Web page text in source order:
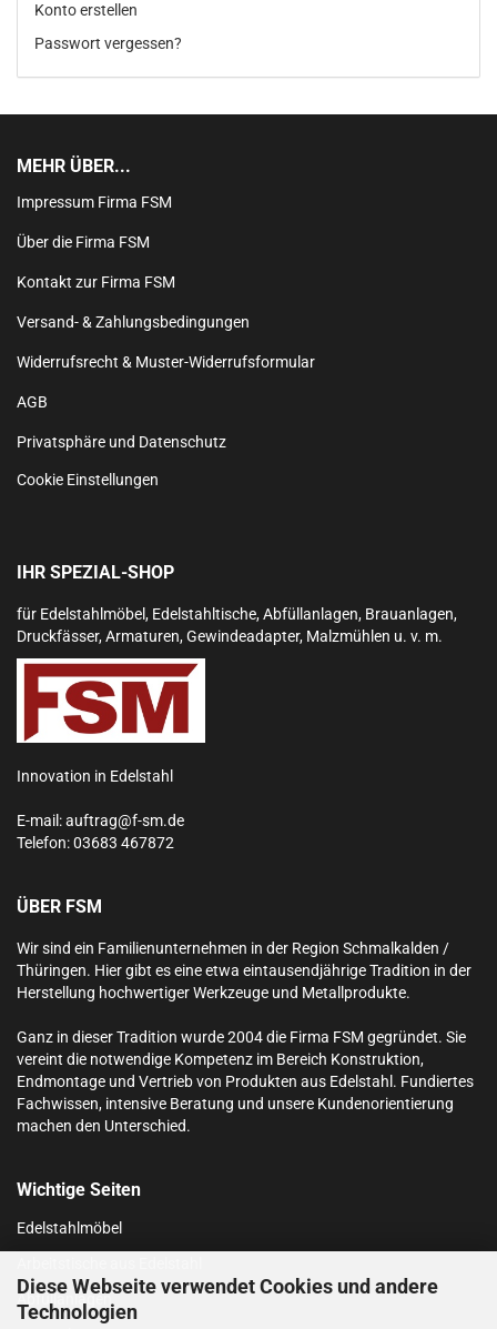
Diese Webseite verwendet Cookies und andere
Technologien
Konto erstellen
Passwort vergessen?
MEHR ÜBER...
Impressum Firma FSM
Über die Firma FSM
Kontakt zur Firma FSM
Versand- & Zahlungsbedingungen
Widerrufsrecht & Muster-Widerrufsformular
AGB
Privatsphäre und Datenschutz
Cookie Einstellungen
IHR SPEZIAL-SHOP
für Edelstahlmöbel, Edelstahltische, Abfüllanlagen, Brauanlagen,
Druckfässer, Armaturen, Gewindeadapter, Malzmühlen u. v. m.
Innovation in Edelstahl
E-mail:auftrag@f-sm.de
Telefon:03683 467872
ÜBER FSM
Wir sind ein Familienunternehmen in der Region Schmalkalden /
Thüringen. Hier gibt es eine etwa eintausendjährige Tradition in der
Herstellung hochwertiger Werkzeuge und Metallprodukte.
Ganz in dieser Tradition wurde 2004 die Firma FSM gegründet. Sie
vereint die notwendige Kompetenz im Bereich Konstruktion,
Endmontage und Vertrieb von Produkten aus Edelstahl. Fundiertes
Fachwissen, intensive Beratung und unsere Kundenorientierung
machen den Unterschied.
Wichtige Seiten
Edelstahlmöbel
Abfüllanlagen